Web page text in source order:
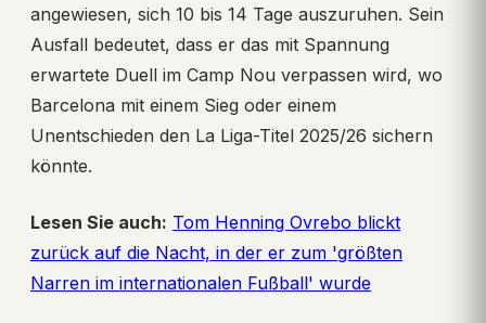
angewiesen, sich 10 bis 14 Tage auszuruhen. Sein
Ausfall bedeutet, dass er das mit Spannung
erwartete Duell im Camp Nou verpassen wird, wo
Barcelona mit einem Sieg oder einem
Unentschieden den La Liga-Titel 2025/26 sichern
könnte.
Lesen Sie auch: Tom Henning Ovrebo blickt
zurück auf die Nacht, in der er zum 'größten
Narren im internationalen Fußball' wurde